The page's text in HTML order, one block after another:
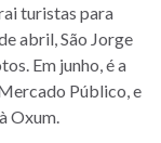
turistas para
abril, São Jorge
Em junho, é a
Público, e
Oxum.